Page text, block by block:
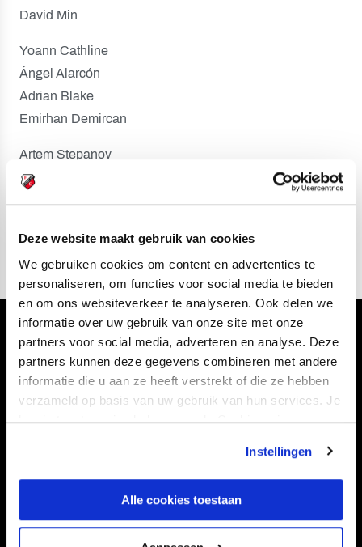
Deze website maakt gebruik van cookies
We gebruiken cookies om content en advertenties te
personaliseren, om functies voor social media te bieden
en om ons websiteverkeer te analyseren. Ook delen we
informatie over uw gebruik van onze site met onze
partners voor social media, adverteren en analyse. Deze
partners kunnen deze gegevens combineren met andere
informatie die u aan ze heeft verstrekt of die ze hebben
verzameld op basis van uw gebruik van hun services. Je
kan je toestemming beheren op de Cookiepagina.
Instellingen
Alle cookies toestaan
David Min
Yoann Cathline
Ángel Alarcón
Adrian Blake
Emirhan Demircan
Artem Stepanov
Miguel Rodríguez
Navigeer naar
STADION
BUSINESS